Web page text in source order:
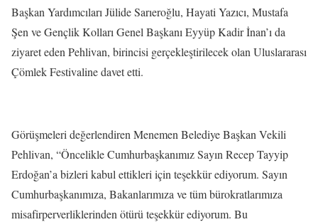
Başkan Yardımcıları Jülide Sarıeroğlu, Hayati Yazıcı, Mustafa
Şen ve Gençlik Kolları Genel Başkanı Eyyüp Kadir İnan’ı da
ziyaret eden Pehlivan, birincisi gerçekleştirilecek olan Uluslararası
Çömlek Festivaline davet etti.
Görüşmeleri değerlendiren Menemen Belediye Başkan Vekili
Pehlivan, “Öncelikle Cumhurbaşkanımız Sayın Recep Tayyip
Erdoğan’a bizleri kabul ettikleri için teşekkür ediyorum. Sayın
Cumhurbaşkanımıza, Bakanlarımıza ve tüm bürokratlarımıza
misafirperverliklerinden ötürü teşekkür ediyorum. Bu